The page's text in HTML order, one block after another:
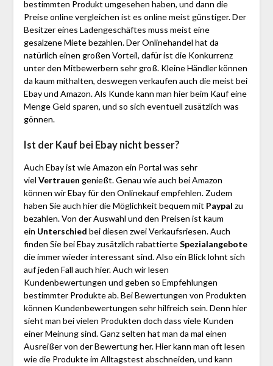
bestimmten Produkt umgesehen haben, und dann die
Preise online vergleichen ist es online meist günstiger. Der
Besitzer eines Ladengeschäftes muss meist eine
gesalzene Miete bezahlen. Der Onlinehandel hat da
natürlich einen großen Vorteil, dafür ist die Konkurrenz
unter den Mitbewerbern sehr groß. Kleine Händler können
da kaum mithalten, deswegen verkaufen auch die meist bei
Ebay und Amazon. Als Kunde kann man hier beim Kauf eine
Menge Geld sparen, und so sich eventuell zusätzlich was
gönnen.
Ist der Kauf bei Ebay nicht besser?
Auch Ebay ist wie Amazon ein Portal was sehr
viel Vertrauen genießt. Genau wie auch bei Amazon
können wir Ebay für den Onlinekauf empfehlen. Zudem
haben Sie auch hier die Möglichkeit bequem mit Paypal zu
bezahlen. Von der Auswahl und den Preisen ist kaum
ein Unterschied bei diesen zwei Verkaufsriesen. Auch
finden Sie bei Ebay zusätzlich rabattierteSpezialangebote
die immer wieder interessant sind. Also ein Blick lohnt sich
auf jeden Fall auch hier. Auch wir lesen
Kundenbewertungen und geben so Empfehlungen
bestimmter Produkte ab. Bei Bewertungen von Produkten
können Kundenbewertungen sehr hilfreich sein. Denn hier
sieht man bei vielen Produkten doch dass viele Kunden
einer Meinung sind. Ganz selten hat man da mal einen
Ausreißer von der Bewertung her. Hier kann man oft lesen
wie die Produkte im Alltagstest abschneiden, und kann